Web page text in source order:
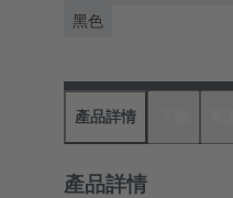
黑色
產品詳情
產品詳情